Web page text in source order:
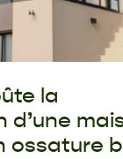
la
ossature